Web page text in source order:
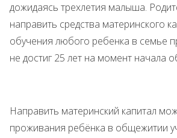
дожидаясь трехлетия малыша.
направить средства материнского
обучения любого ребенка в семье
не достиг 25 лет на момент начала
Направить материнский капитал
проживания ребёнка в общежитии